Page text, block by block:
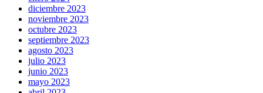
diciembre 2023
noviembre 2023
octubre 2023
septiembre 2023
agosto 2023
julio 2023
junio 2023
mayo 2023